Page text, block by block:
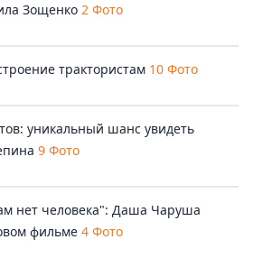
Зощенко 2 Фото
трактористам 10 Фото
уникальный шанс увидеть
9 Фото
нет человека": Даша Чаруша
фильме 4 Фото